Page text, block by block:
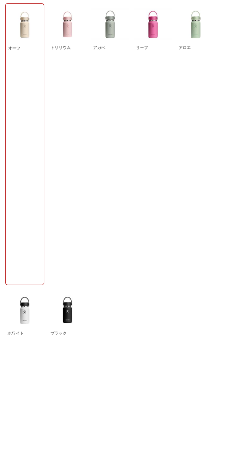
オーツ トリリウム アガベ リーフ アロエ
ホワイト ブラック